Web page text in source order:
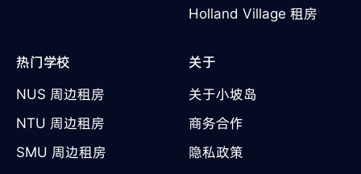
Holland Village 租房
热门学校
NUS 周边租房
NTU 周边租房
SMU 周边租房
关于
关于小坡岛
商务合作
隐私政策